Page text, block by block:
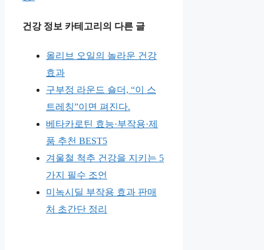
건강 정보 카테고리의 다른 글
올리브 오일의 놀라운 건강
효과
구부정 라운드 숄더, “이 스
트레칭”이면 펴진다.
베타카로틴 효능·부작용·제
품 추천 BEST5
겨울철 척추 건강을 지키는 5
가지 필수 조언
미녹시딜 부작용 효과 판매
처 초간단 정리